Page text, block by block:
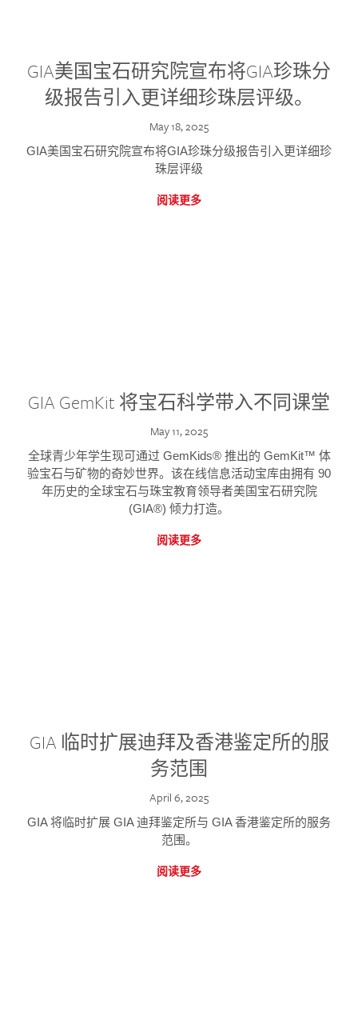
GIA美国宝石研究院宣布将GIA珍珠分
级报告引入更详细珍珠层评级。
May 18, 2025
GIA美国宝石研究院宣布将GIA珍珠分级报告引入更详细珍
珠层评级
阅读更多
GIA GemKit 将宝石科学带入不同课堂
May 11, 2025
全球青少年学生现可通过 GemKids® 推出的 GemKit™ 体
验宝石与矿物的奇妙世界。该在线信息活动宝库由拥有 90
年历史的全球宝石与珠宝教育领导者美国宝石研究院
(GIA®) 倾力打造。
阅读更多
GIA 临时扩展迪拜及香港鉴定所的服
务范围
April 6, 2025
GIA 将临时扩展 GIA 迪拜鉴定所与 GIA 香港鉴定所的服务
范围。
阅读更多